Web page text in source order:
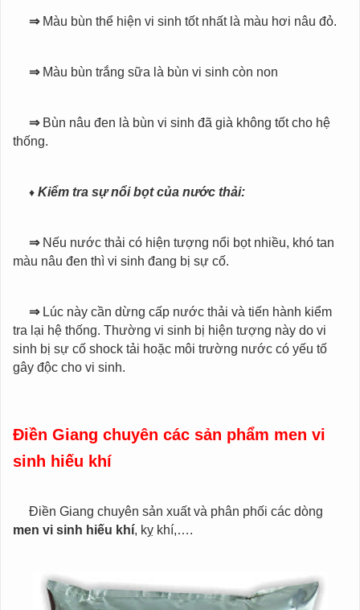
⇒ Màu bùn thể hiện vi sinh tốt nhất là màu hơi nâu đỏ.
⇒ Màu bùn trắng sữa là bùn vi sinh còn non
⇒ Bùn nâu đen là bùn vi sinh đã già không tốt cho hệ
thống.
♦ Kiểm tra sự nổi bọt của nước thải:
⇒ Nếu nước thải có hiện tượng nổi bọt nhiều, khó tan
màu nâu đen thì vi sinh đang bị sự cố.
⇒ Lúc này cần dừng cấp nước thải và tiến hành kiểm
tra lại hệ thống. Thường vi sinh bị hiện tượng này do vi
sinh bị sự cố shock tải hoặc môi trường nước có yếu tố
gây độc cho vi sinh.
Điền Giang chuyên các sản phẩm men vi
sinh hiếu khí
Điền Giang chuyên sản xuất và phân phối các dòng
men vi sinh hiếu khí, kỵ khí,….